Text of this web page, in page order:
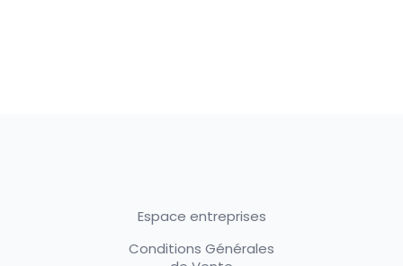
Espace entreprises
Conditions Générales